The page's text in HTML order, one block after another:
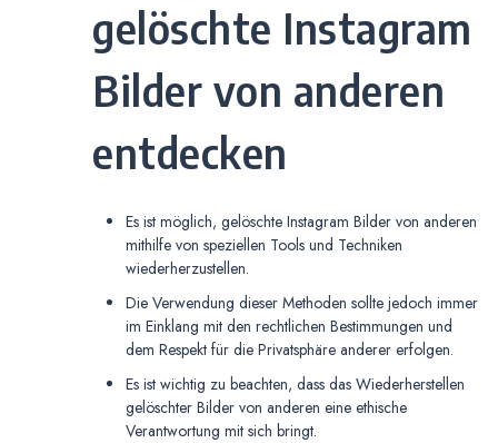
gelöschte Instagram
Bilder von anderen
entdecken
Es ist möglich, gelöschte Instagram Bilder von anderen
mithilfe von speziellen Tools und Techniken
wiederherzustellen.
Die Verwendung dieser Methoden sollte jedoch immer
im Einklang mit den rechtlichen Bestimmungen und
dem Respekt für die Privatsphäre anderer erfolgen.
Es ist wichtig zu beachten, dass das Wiederherstellen
gelöschter Bilder von anderen eine ethische
Verantwortung mit sich bringt.